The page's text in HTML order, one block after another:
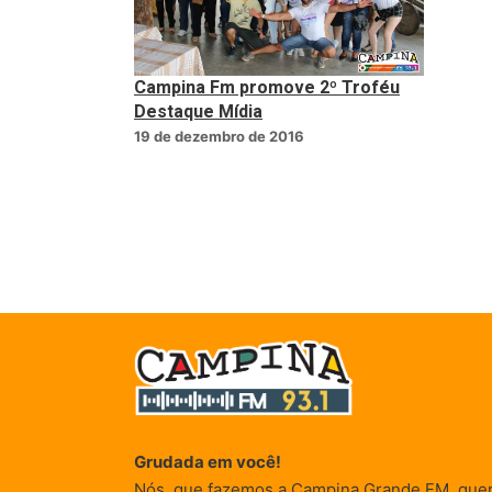
Campina Fm promove 2º Troféu
Destaque Mídia
19 de dezembro de 2016
Grudada em você!